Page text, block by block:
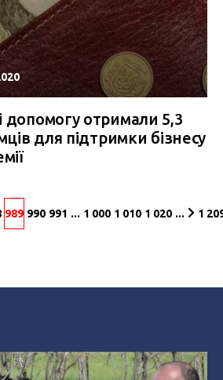
допомогу отримали 5,3
для підтримки бізнесу
989 990 991 ... 1 000 1 010 1 020 ... 1